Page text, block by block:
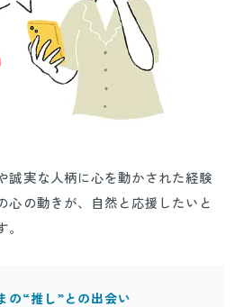
誠実な人柄に心を動かされた経験
の動きが、自然と応援したいと
の“推し”との出会い